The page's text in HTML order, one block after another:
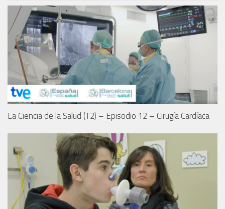
La Ciencia de la Salud (T2) – Episodio 12 – Cirugía Cardíaca